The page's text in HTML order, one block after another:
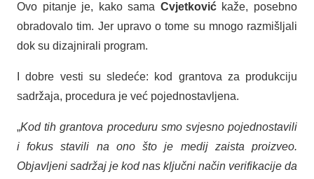
Ovo pitanje je, kako sama Cvjetkovićkaže, posebno
obradovalo tim. Jer upravo o tome su mnogo razmišljali
dok su dizajnirali program.
I dobre vesti su sledeće: kod grantova za produkciju
sadržaja, procedura je već pojednostavljena.
„Kod tih grantova proceduru smo svjesno pojednostavili
i fokus stavili na ono što je medij zaista proizveo.
Objavljeni sadržaj je kod nas ključni način verifikacije da